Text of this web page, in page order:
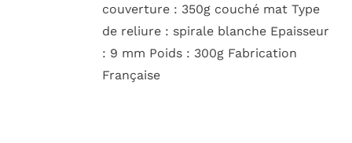
couverture : 350g couché mat Type
de reliure : spirale blanche Epaisseur
: 9 mm Poids : 300g Fabrication
Française